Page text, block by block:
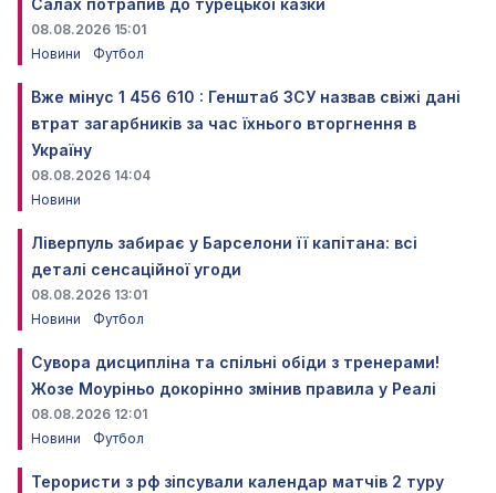
08.08.2026 15:01
Новини
Футбол
Вже мінус 1 456 610 : Генштаб ЗСУ назвав свіжі дані
втрат загарбників за час їхнього вторгнення в
Україну
08.08.2026 14:04
Новини
Ліверпуль забирає у Барселони її капітана: всі
деталі сенсаційної угоди
08.08.2026 13:01
Новини
Футбол
Сувора дисципліна та спільні обіди з тренерами!
Жозе Моуріньо докорінно змінив правила у Реалі
08.08.2026 12:01
Новини
Футбол
Терористи з рф зіпсували календар матчів 2 туру